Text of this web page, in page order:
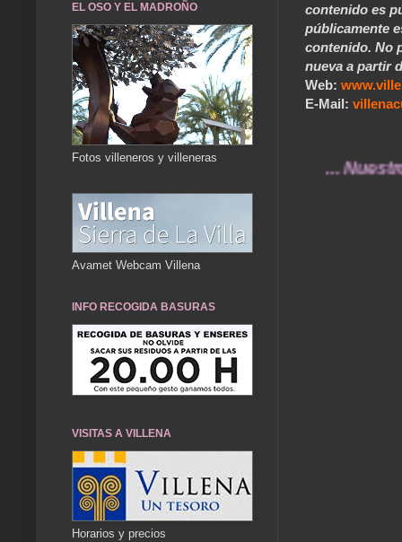
contenido es
públicamente
contenido. No
nueva a partir
Web:
E-Mail:
... Nuestros
EL OSO Y EL MADROÑO
Fotos villeneros y villeneras
Avamet Webcam Villena
INFO RECOGIDA BASURAS
VISITAS A VILLENA
Horarios y precios